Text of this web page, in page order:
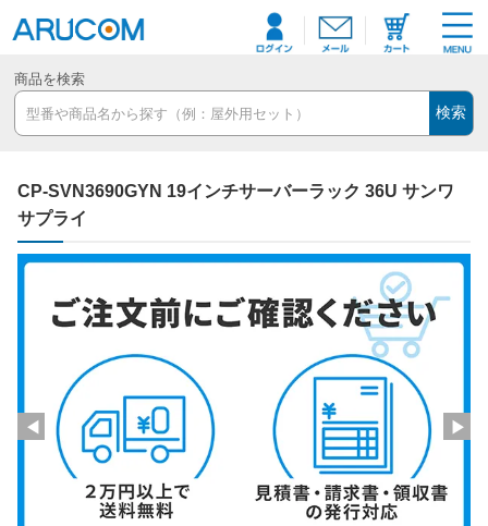
商品を検索
検索
CP-SVN3690GYN 19インチサーバーラック 36U サンワ
サプライ
◀ ▶